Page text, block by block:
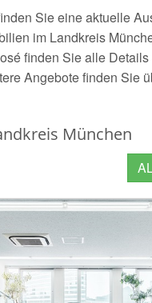
Sie eine aktuelle
im Landkreis
finden Sie alle
Angebote finden Sie
München